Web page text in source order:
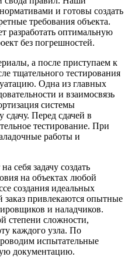
и готовы создать
требования объекта.
разработать оптимальную
без погрешностей.
а после приступаем к
тщательного тестирования
Одна из главных
и взаимосвязь
системы
сдачу. Перед сдачей в
тестирование. При
работы и
себя задачу создать
на объектах любой
создания идеальных
привлекаются опытные
и наладчиков.
сложности,
каждого узла. По
испытательные
документацию.